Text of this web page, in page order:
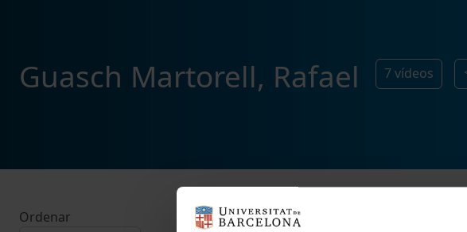
Guasch Martorell, Rafael 7vídeos
Ordenar